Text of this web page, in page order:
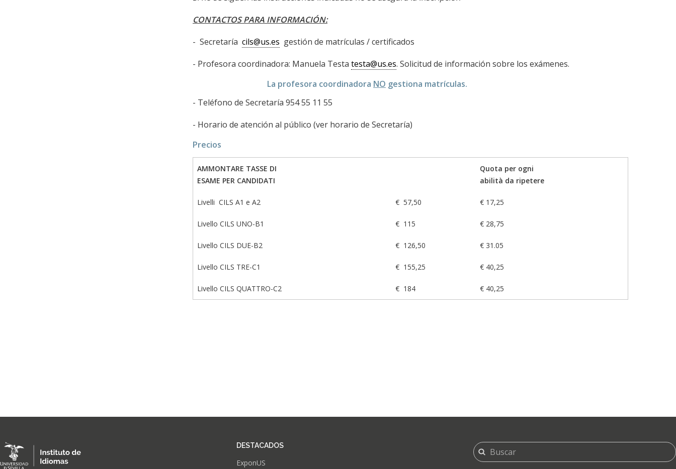
CONTACTOS PARA INFORMACIÓN:
- Secretaríacils@us.es gestión de matrículas / certificados
- Profesora coordinadora: Manuela Testatesta@us.es. Solicitud de información sobre los exámenes.
La profesora coordinadora NO gestiona matrículas.
- Teléfono de Secretaría 954 55 11 55
- Horario de atención al público (ver horario de Secretaría)
Precios
AMMONTARE TASSE DI
ESAME PER CANDIDATI
Quota per ogni
abilità da ripetere
Livelli CILS A1 e A2 € 57,50 € 17,25
Livello CILS UNO-B1 € 115 € 28,75
Livello CILS DUE-B2 € 126,50 € 31.05
Livello CILS TRE-C1 € 155,25 € 40,25
Livello CILS QUATTRO-C2 € 184 € 40,25
DESTACADOS
ExponUS
FORMULARIO
DE
BÚSQUEDA
Buscar